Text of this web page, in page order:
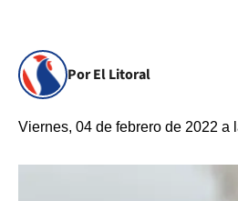
Por El Litoral
Viernes, 04 de febrero de 2022 a